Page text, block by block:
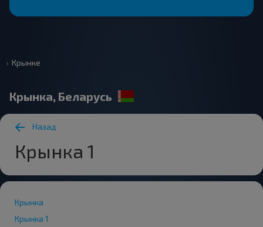
Крынке
Крынка, Беларусь
Назад
Крынка 1
Крынка
Крынка 1